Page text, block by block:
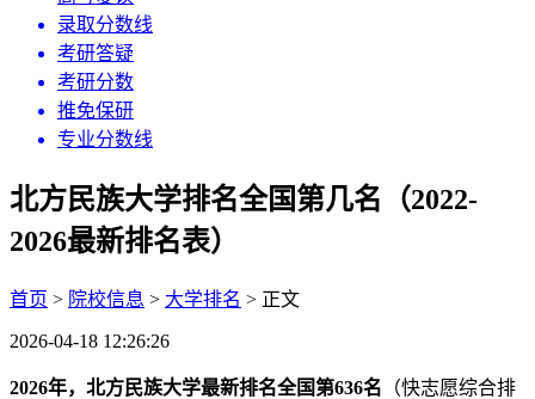
录取分数线
考研答疑
考研分数
推免保研
专业分数线
北方民族大学排名全国第几名（2022-
2026最新排名表）
首页 > 院校信息 > 大学排名 > 正文
2026-04-18 12:26:26
2026年，北方民族大学最新排名全国第636名 （快志愿综合排